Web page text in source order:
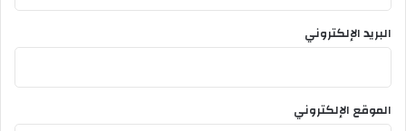
البريد الإلكتروني
الموقع الإلكتروني